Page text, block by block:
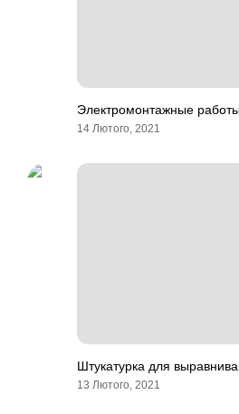
Электромонтажные
14 Лютого, 2021
Штукатурка для
13 Лютого, 2021